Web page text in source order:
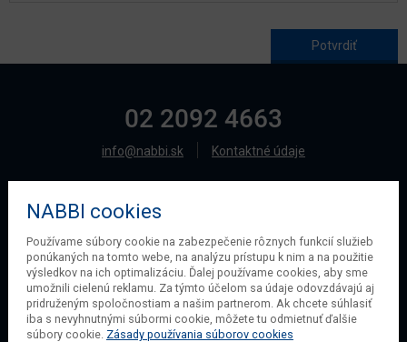
02 2092 4663
info@nabbi.sk Kontaktné údaje
O SPOLOČNOSTI
O našej spoločnosti
Obchodné podmienky
Ochrana osobných údajov
Blog
NABBI cookies
Používame súbory cookie na zabezpečenie rôznych funkcií služieb
ponúkaných na tomto webe, na analýzu prístupu k nim a na použitie
výsledkov na ich optimalizáciu. Ďalej používame cookies, aby sme
umožnili cielenú reklamu. Za týmto účelom sa údaje odovzdávajú aj
pridruženým spoločnostiam a našim partnerom. Ak chcete súhlasiť
iba s nevyhnutnými súbormi cookie, môžete tu odmietnuť ďalšie
súbory cookie. Zásady používania súborov cookies